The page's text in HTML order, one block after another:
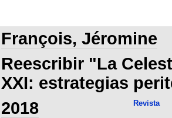
François, Jéromine
Reescribir "La
XXI: estrategias
2018 Revista